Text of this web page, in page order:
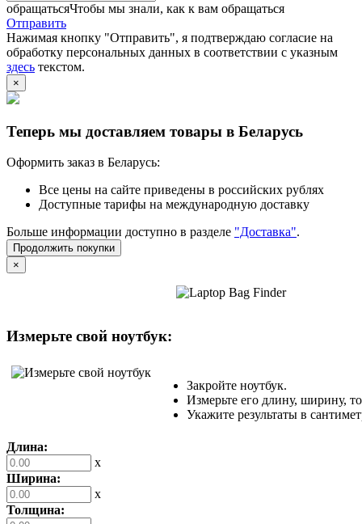
обращатьсяЧтобы мы знали, как к вам обращаться
Отправить
Нажимая кнопку "Отправить", я подтверждаю согласие на
обработку персональных данных в соответствии с указным
здесь текстом.
×
Теперь мы доставляем товары в Беларусь
Оформить заказ в Беларусь:
Все цены на сайте приведены в российских рублях
Доступные тарифы на международную доставку
Больше информации доступно в разделе "Доставка".
Продолжить покупки
×
Измерьте свой ноутбук:
Закройте ноутбук.
Измерьте его длину, ширину,
Укажите результаты в
Длина:
x
Ширина:
x
Толщина: